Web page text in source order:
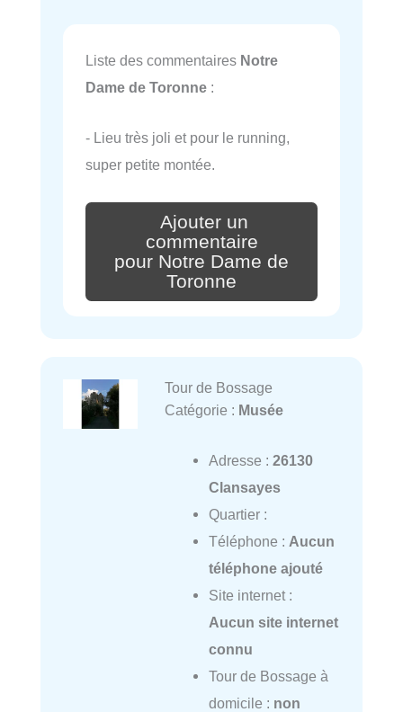
Liste des commentaires Notre
Dame de Toronne :
- Lieu très joli et pour le running,
super petite montée.
Ajouter un
commentaire
pour Notre Dame de
Toronne
Tour de Bossage
Catégorie : Musée
Adresse : 26130
Clansayes
Quartier :
Téléphone : Aucun
téléphone ajouté
Site internet :
Aucun site internet
connu
Tour de Bossage à
domicile : non